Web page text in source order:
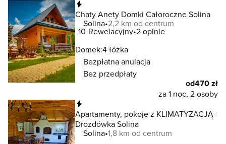
Chaty Anety Domki Całoroczne Solina
Solina 2,2 km od centrum
10 Rewelacyjny 2 opinie
Domek:4 łóżka
Bezpłatna anulacja
Bez przedpłaty
od470 zł
za 1 noc, 2 osoby
Apartamenty, pokoje z KLIMATYZACJĄ -
Drozdówka Solina
Solina 1,8 km od centrum